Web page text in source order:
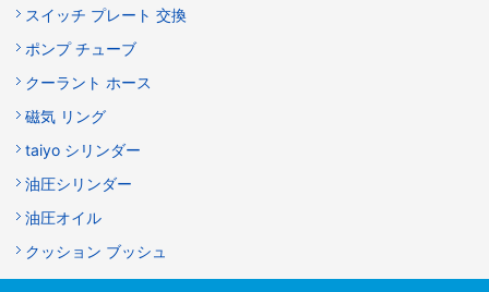
スイッチ プレート 交換
ポンプ チューブ
クーラント ホース
磁気 リング
taiyo シリンダー
油圧シリンダー
油圧オイル
クッション ブッシュ